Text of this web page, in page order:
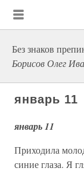
Без знаков
Борисов Олег
январь 11
январь 11
Приходила
синие глаза. Я